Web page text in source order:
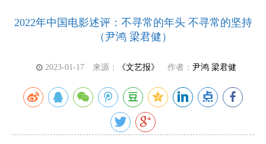
2022年中国电影述评：不寻常的年头 不寻常的坚持
（尹鸿 梁君健）
2023-01-17 来源： 《文艺报》 作者： 尹鸿 梁君健